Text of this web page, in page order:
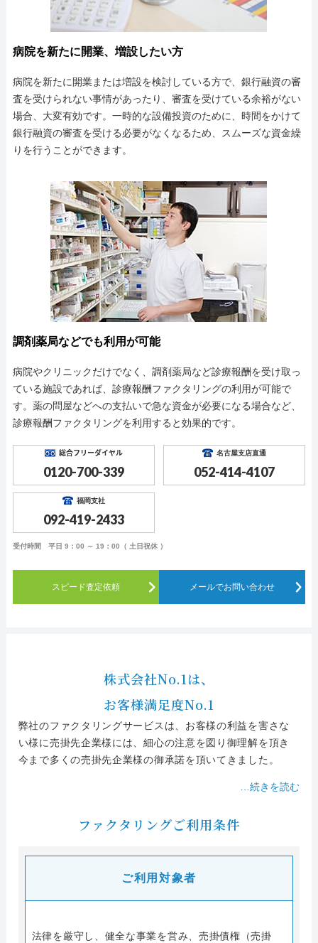
病院を新たに開業、増設したい方
病院を新たに開業または増設を検討している方で、銀行融資の審
査を受けられない事情があったり、審査を受けている余裕がない
場合、大変有効です。一時的な設備投資のために、時間をかけて
銀行融資の審査を受ける必要がなくなるため、スムーズな資金繰
りを行うことができます。
調剤薬局などでも利用が可能
病院やクリニックだけでなく、調剤薬局など診療報酬を受け取っ
ている施設であれば、診療報酬ファクタリングの利用が可能で
す。薬の問屋などへの支払いで急な資金が必要になる場合など、
診療報酬ファクタリングを利用すると効果的です。
総合フリーダイヤル
0120-700-339
名古屋支店直通
052-414-4107
福岡支社
092-419-2433
受付時間 平日 9：00 ～ 19：00（ 土日祝休 ）
スピード査定依頼 メールでお問い合わせ
株式会社No.1は、
お客様満足度No.1
弊社のファクタリングサービスは、お客様の利益を害さな
い様に売掛先企業様には、細心の注意を図り御理解を頂き
今まで多くの売掛先企業様の御承諾を頂いてきました。
…続きを読む
ファクタリングご利用条件
ご利用対象者
法律を厳守し、健全な事業を営み、売掛債権（売掛